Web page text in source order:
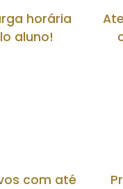
horária
aluno!
com até